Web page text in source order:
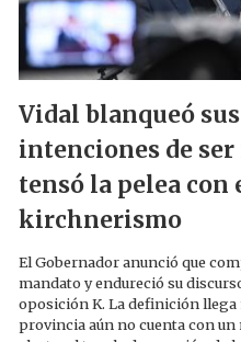
Vidal blanqueó sus
intenciones de
tensó la pelea con
kirchnerismo
El Gobernador anunció que
mandato y endureció su
oposición K. La definición
provincia aún no cuenta con